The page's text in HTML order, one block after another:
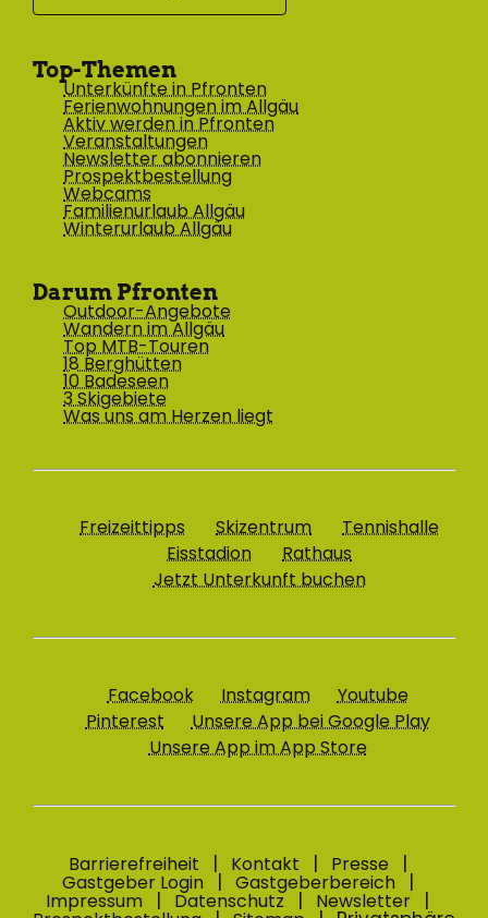
Top-Themen
Unterkünfte in Pfronten
Ferienwohnungen im Allgäu
Aktiv werden in Pfronten
Veranstaltungen
Newsletter abonnieren
Prospektbestellung
Webcams
Familienurlaub Allgäu
Winterurlaub Allgäu
Darum Pfronten
Outdoor-Angebote
Wandern im Allgäu
Top MTB-Touren
18 Berghütten
10 Badeseen
3 Skigebiete
Was uns am Herzen liegt
Freizeittipps Skizentrum
Tennishalle
Eisstadion
Rathaus
Jetzt Unterkunft buchen
Facebook Instagram
Youtube
Pinterest
Unsere App bei Google Play
Unsere App im App Store
Barrierefreiheit Kontakt Presse
Gastgeber Login Gastgeberbereich
Impressum Datenschutz Newsletter